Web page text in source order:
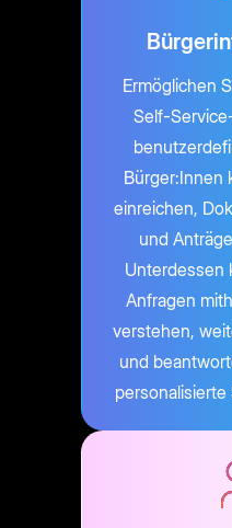
Ermöglichen
Self-
Bürger:Innen
einreichen,
und
Unterdessen
Anfragen
verstehen,
und